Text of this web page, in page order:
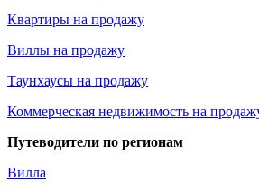
Квартиры на продажу
Виллы на продажу
Таунхаусы на продажу
Коммерческая недвижимость на
Путеводители по регионам
Вилла